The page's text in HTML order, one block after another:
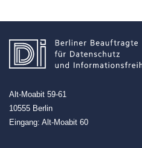
Alt-Moabit 59-61
10555 Berlin
Eingang: Alt-Moabit 60